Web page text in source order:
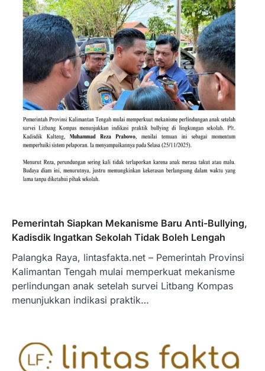
Pemerintah Siapkan Mekanisme Baru Anti-Bullying,
Kadisdik Ingatkan Sekolah Tidak Boleh Lengah
Palangka Raya, lintasfakta.net – Pemerintah Provinsi
Kalimantan Tengah mulai memperkuat mekanisme
perlindungan anak setelah survei Litbang Kompas
menunjukkan indikasi praktik…